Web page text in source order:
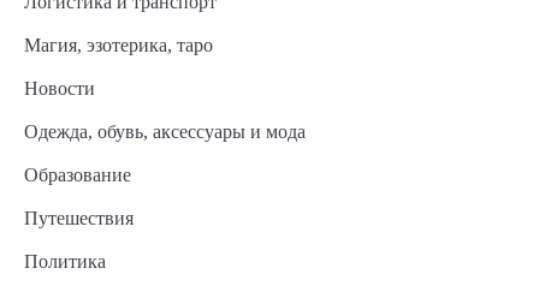
Магия, эзотерика, таро
Новости
Одежда, обувь, аксессуары и мода
Образование
Путешествия
Политика